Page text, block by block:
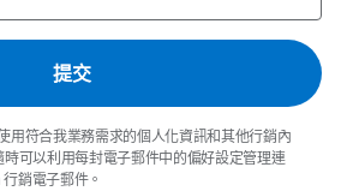
用符合我業務需求的個人化資訊和其他行銷內
可以利用每封電子郵件中的偏好設定管理連
銷電子郵件。